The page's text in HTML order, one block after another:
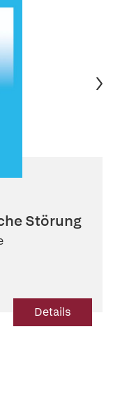
Störung
Details